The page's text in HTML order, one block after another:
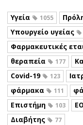
Υγεία 1055
Υπουργείο υγείας
Φαρμακευτικές
θεραπεία 177
Covid-19 123
φάρμακα 111
Επιστήμη 103
Διαβήτης 77